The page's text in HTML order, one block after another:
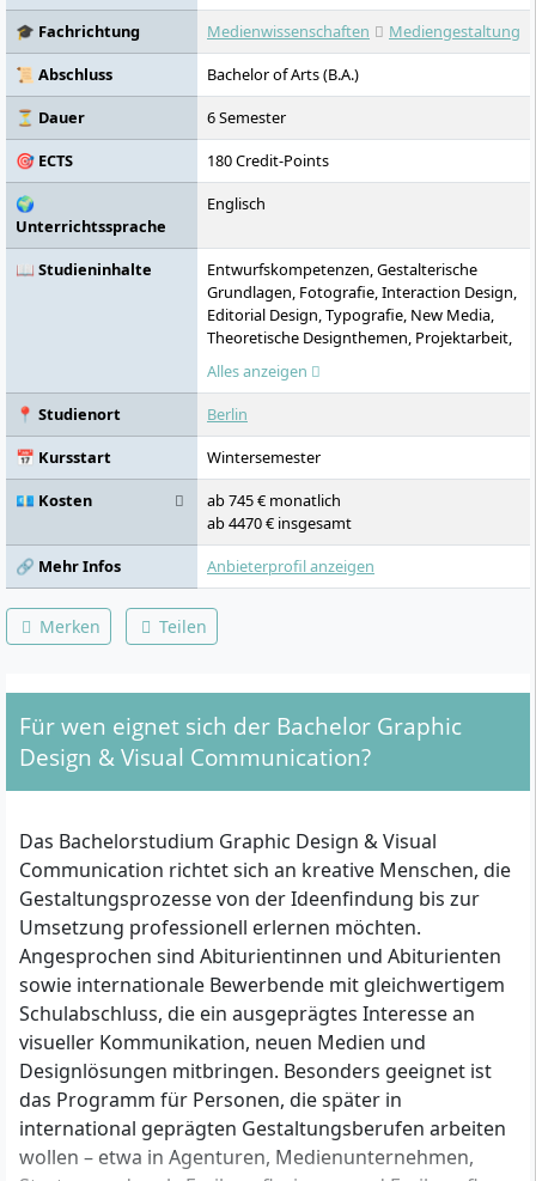
mit Studierenden aus über 92 Ländern
sowie durch ihr weltweites Netzwerk aus.
Alle Programme sind durch die
Akkreditierungsagentur ACQUIN
akkreditiert.
🎓 Fachrichtung
Medienwissenschaften
Mediengestaltung
📜 Abschluss
Bachelor of Arts (B.A.)
⏳ Dauer
6 Semester
🎯 ECTS
180 Credit-Points
🌍
Unterrichtssprache
Englisch
📖 Studieninhalte
Entwurfskompetenzen, Gestalterische
Grundlagen, Fotografie, Interaction Design,
Editorial Design, Typografie, New Media,
Theoretische Designthemen, Projektarbeit,
Bachelorarbeit mit Designprojekt
Alles anzeigen
📍 Studienort
Berlin
📅 Kursstart
Wintersemester
💶 Kosten
ab 745 € monatlich
ab 4470 € insgesamt
🔗 Mehr Infos
Anbieterprofil anzeigen
Merken Teilen
Für wen eignet sich der Bachelor Graphic
Design & Visual Communication?
Das Bachelorstudium Graphic Design & Visual
Communication richtet sich an kreative Menschen, die
Gestaltungsprozesse von der Ideenfindung bis zur
Umsetzung professionell erlernen möchten.
Angesprochen sind Abiturientinnen und Abiturienten
sowie internationale Bewerbende mit gleichwertigem
Schulabschluss, die ein ausgeprägtes Interesse an
visueller Kommunikation, neuen Medien und
Designlösungen mitbringen. Besonders geeignet ist
das Programm für Personen, die später in
international geprägten Gestaltungsberufen arbeiten
wollen – etwa in Agenturen, Medienunternehmen,